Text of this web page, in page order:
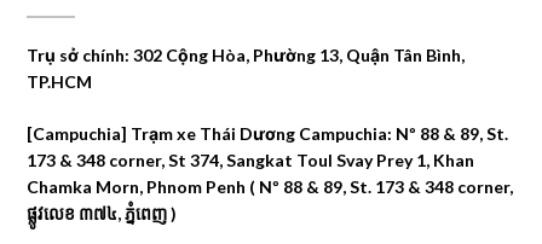
Trụ sở chính: 302 Cộng Hòa, Phường 13, Quận Tân Bình,
TP.HCM
[Campuchia] Trạm xe Thái Dương Campuchia: Nº 88 & 89, St.
173 & 348 corner, St 374, Sangkat Toul Svay Prey 1, Khan
Chamka Morn, Phnom Penh ( Nº 88 & 89, St. 173 & 348 corner,
ផ្លូវលេខ ៣៧៤, ភ្នំពេញ )